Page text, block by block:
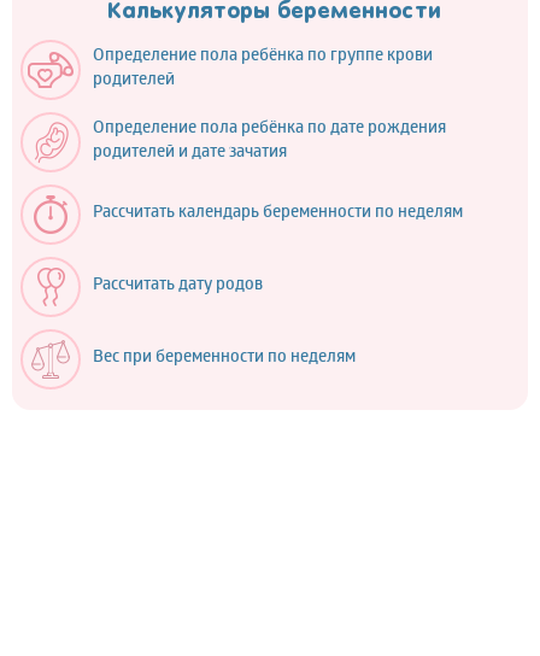
Калькуляторы беременности
Определение пола ребёнка по группе крови
родителей
Определение пола ребёнка по дате рождения
родителей и дате зачатия
Рассчитать календарь беременности по неделям
Рассчитать дату родов
Вес при беременности по неделям